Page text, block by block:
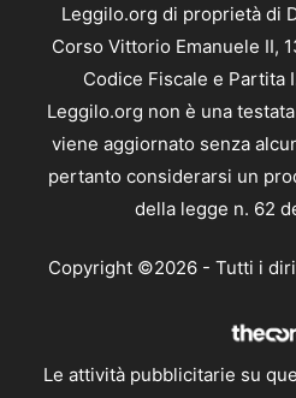
Leggilo.org di proprietà di
Corso Vittorio Emanuele II,
Codice Fiscale e Partita
Leggilo.org non è una
viene aggiornato senza
pertanto considerarsi un
della legge n. 62
Copyright ©2026 - Tutti i
Le attività pubblicitarie su